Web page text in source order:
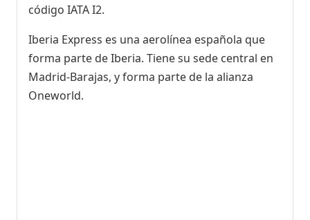
código IATA I2.
Iberia Express es una aerolínea española que
forma parte de Iberia. Tiene su sede central en
Madrid-Barajas, y forma parte de la alianza
Oneworld.